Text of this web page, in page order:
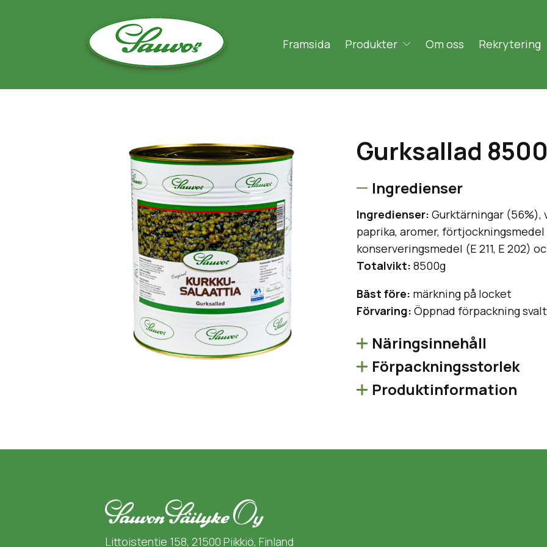
Framsida Produkter Om oss Rekrytering
Gurksallad
Ingredienser
Ingredienser: Gurktärningar (56%),
paprika, aromer, förtjockningsmedel
konserveringsmedel (E 211, E 202)
Totalvikt: 8500g
Bäst före: märkning på locket
Förvaring: Öppnad förpackning
Näringsinnehåll
Förpackningsstorlek
Produktinformation
Littoistentie 158, 21500 Piikkiö, Finland